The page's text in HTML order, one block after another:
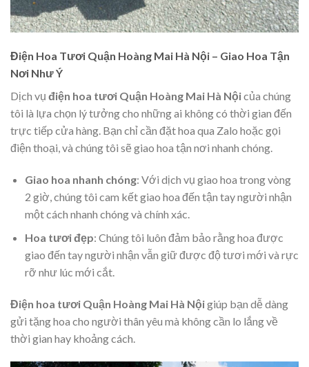
Điện Hoa Tươi Quận Hoàng Mai Hà Nội – Giao Hoa Tận
Nơi Như Ý
Dịch vụ điện hoa tươi Quận Hoàng Mai Hà Nộicủa chúng
tôi là lựa chọn lý tưởng cho những ai không có thời gian đến
trực tiếp cửa hàng. Bạn chỉ cần đặt hoa qua Zalo hoặc gọi
điện thoại, và chúng tôi sẽ giao hoa tận nơi nhanh chóng.
Giao hoa nhanh chóng: Với dịch vụ giao hoa trong vòng
2 giờ, chúng tôi cam kết giao hoa đến tận tay người nhận
một cách nhanh chóng và chính xác.
Hoa tươi đẹp: Chúng tôi luôn đảm bảo rằng hoa được
giao đến tay người nhận vẫn giữ được độ tươi mới và rực
rỡ như lúc mới cắt.
Điện hoa tươi Quận Hoàng Mai Hà Nộigiúp bạn dễ dàng
gửi tặng hoa cho người thân yêu mà không cần lo lắng về
thời gian hay khoảng cách.